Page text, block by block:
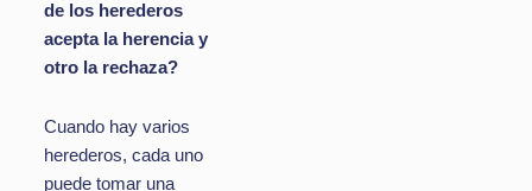
de los herederos
acepta la herencia y
otro la rechaza?
Cuando hay varios
herederos, cada uno
puede tomar una